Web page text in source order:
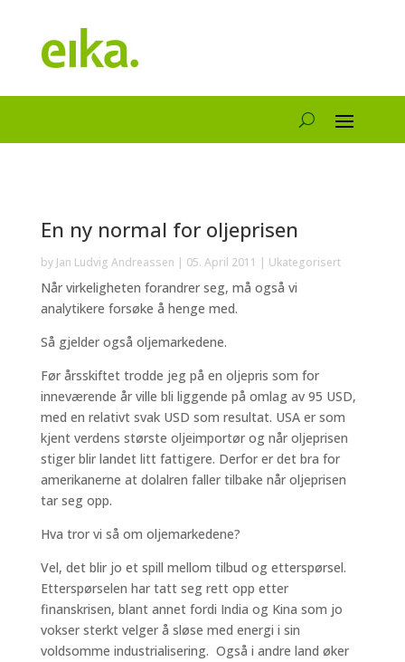
En ny normal for oljeprisen
by Jan Ludvig Andreassen | 05. April 2011 | Ukategorisert
Når virkeligheten forandrer seg, må også vi
analytikere forsøke å henge med.
Så gjelder også oljemarkedene.
Før årsskiftet trodde jeg på en oljepris som for
inneværende år ville bli liggende på omlag av 95 USD,
med en relativt svak USD som resultat. USA er som
kjent verdens største oljeimportør og når oljeprisen
stiger blir landet litt fattigere. Derfor er det bra for
amerikanerne at dolalren faller tilbake når oljeprisen
tar seg opp.
Hva tror vi så om oljemarkedene?
Vel, det blir jo et spill mellom tilbud og etterspørsel.
Etterspørselen har tatt seg rett opp etter
finanskrisen, blant annet fordi India og Kina som jo
vokser sterkt velger å sløse med energi i sin
voldsomme industrialisering. Også i andre land øker